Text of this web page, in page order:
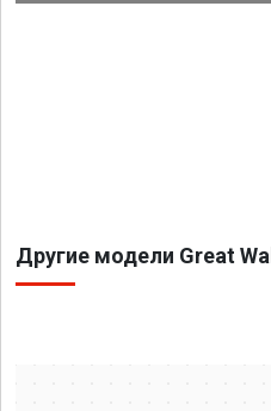
Другие модели Great Wall